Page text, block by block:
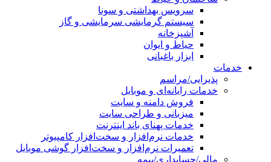
سرویس بهداشتی و سونا
سیستم گرمایشی سرمایشی و گاز
آشپزخانه
حیاط و ایوان
ابزار باغبانی
خدمات
پذیرایی/مراسم
خدمات رایانه‌ای و موبایل
فروش دامنه و سایت
میزبانی و طراحی سایت
خدمات پهنای باند اینترنت
خدمات نرم‌افزار و سخت‌افزار کامپیوتر
تعمیرات نرم‌افزار و سخت‌افزار گوشی موبایل
مالی/حسابداری/بیمه